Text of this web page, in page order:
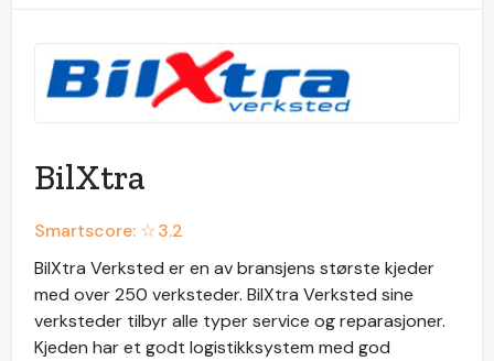
BilXtra
Smartscore: ☆3.2
BilXtra Verksted er en av bransjens største kjeder
med over 250 verksteder. BilXtra Verksted sine
verksteder tilbyr alle typer service og reparasjoner.
Kjeden har et godt logistikksystem med god